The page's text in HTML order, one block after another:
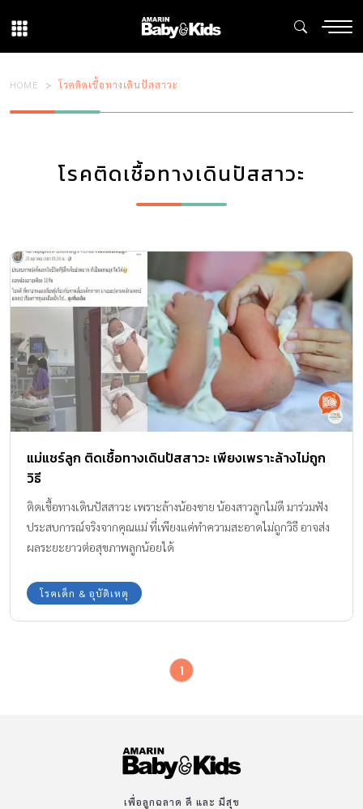
HOME โรคติดเชื้อทางเดินปัสสาวะ
โรคติดเชื้อทางเดินปัสสาวะ
แม่แชร์ลูก ติดเชื้อทางเดินปัสสาวะ เพียงเพราะล้างไม่ถูก
วิธี
ติดเชื้อทางเดินปัสสาวะ เพราะล้างน้องชาย น้องสาวลูกไม่ดี มาร่วมฟัง
ประสบการณ์จริงจากคุณแม่ ที่เพียงแค่ทำความสะอาดไม่ถูกวิธี อาจส่ง
ผลระยะยาวต่อสุขภาพลูกน้อยได้
โรคเด็ก & อุบัติเหตุ
1
เพื่อลูกฉลาด ดี และ มีสุข